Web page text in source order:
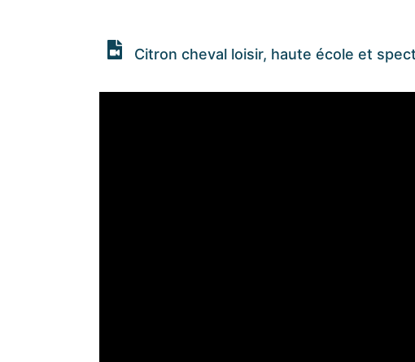
Citron cheval loisir, haute école et